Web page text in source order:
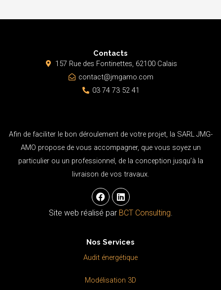
Contacts
157 Rue des Fontinettes, 62100 Calais
contact@jmgamo.com
03 74 73 52 41
Afin de faciliter le bon déroulement de votre projet, la SARL JMG-
AMO propose de vous accompagner, que vous soyez un
particulier ou un professionnel, de la conception jusqu’à la
livraison de vos travaux.
F
a
c
e
o
k
L
i
n
k
i
n
Site web réalisé par BCT Consulting.
Nos Services
Audit énergétique
Modélisation 3D